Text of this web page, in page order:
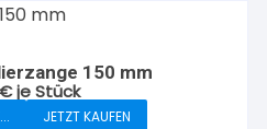
150 mm
€je Stück
JETZT KAUFEN